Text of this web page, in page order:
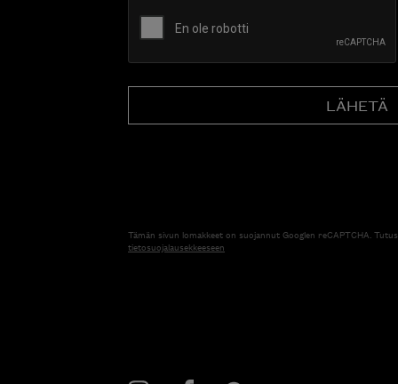
Tämän sivun lomakkeet on suojannut Googlen reCAPTCHA.
tietosuojalausekkeeseen